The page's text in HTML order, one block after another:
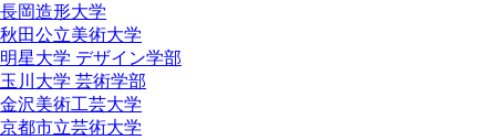
長岡造形大学
秋田公立美術大学
明星大学 デザイン学部
玉川大学 芸術学部
金沢美術工芸大学
京都市立芸術大学